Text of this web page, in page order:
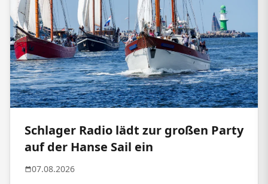
Schlager Radio lädt zur großen Party
auf der Hanse Sail ein
07.08.2026